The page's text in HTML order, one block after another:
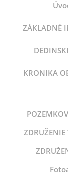
ZÁKLADNÉ
KRONIKA
ZDRUŽENIE